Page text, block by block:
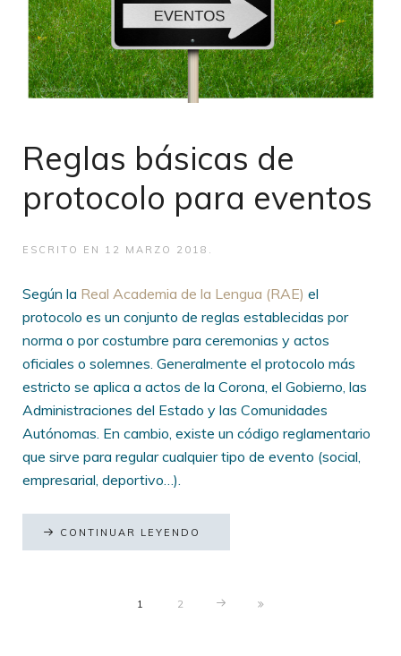
Reglas básicas de
protocolo para eventos
ESCRITO EN 12 MARZO 2018
Según la Real Academia de la Lengua (RAE) el
protocolo es un conjunto de reglas establecidas por
norma o por costumbre para ceremonias y actos
oficiales o solemnes. Generalmente el protocolo más
estricto se aplica a actos de la Corona, el Gobierno, las
Administraciones del Estado y las Comunidades
Autónomas. En cambio, existe un código reglamentario
que sirve para regular cualquier tipo de evento (social,
empresarial, deportivo…).
CONTINUAR LEYENDO
1 2